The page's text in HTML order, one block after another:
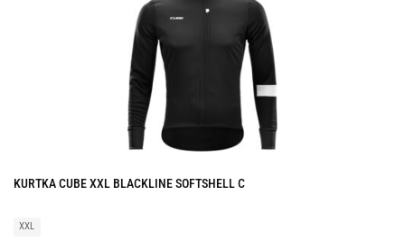
KURTKA CUBE XXL BLACKLINE SOFTSHELL C
XXL